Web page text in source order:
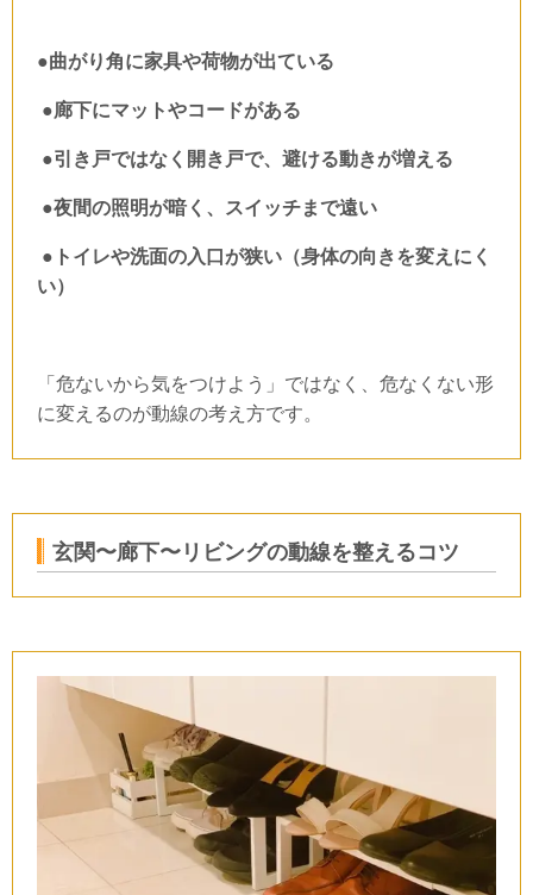
●曲がり角に家具や荷物が出ている
●廊下にマットやコードがある
●引き戸ではなく開き戸で、避ける動きが増える
●夜間の照明が暗く、スイッチまで遠い
●トイレや洗面の入口が狭い（身体の向きを変えにく
い）
「危ないから気をつけよう」ではなく、危なくない形
に変えるのが動線の考え方です。
玄関〜廊下〜リビングの動線を整えるコツ